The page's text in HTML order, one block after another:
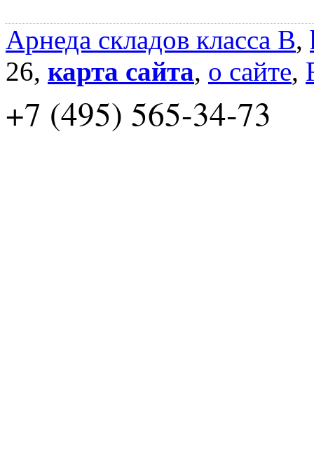
Арнеда складов класса B,
26, карта сайта, о сайте,
+7 (495) 565-34-73